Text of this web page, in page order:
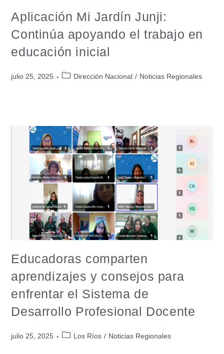
Aplicación Mi Jardín Junji:
Continúa apoyando el trabajo en
educación inicial
julio 25, 2025 Dirección Nacional / Noticias Regionales
Educadoras comparten
aprendizajes y consejos para
enfrentar el Sistema de
Desarrollo Profesional Docente
julio 25, 2025 Los Ríos / Noticias Regionales